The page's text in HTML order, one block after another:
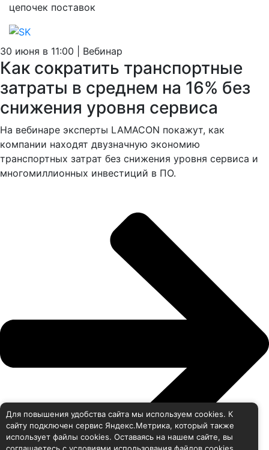
цепочек поставок
Для повышения удобства сайта мы используем cookies. К
сайту подключен сервис Яндекс.Метрика, который также
использует файлы cookies. Оставаясь на нашем сайте, вы
30 июня в 11:00 | Вебинар
Как сократить транспортные
затраты в среднем на 16% без
снижения уровня сервиса
На вебинаре эксперты LAMACON покажут, как
компании находят двузначную экономию
транспортных затрат без снижения уровня сервиса и
многомиллионных инвестиций в ПО.